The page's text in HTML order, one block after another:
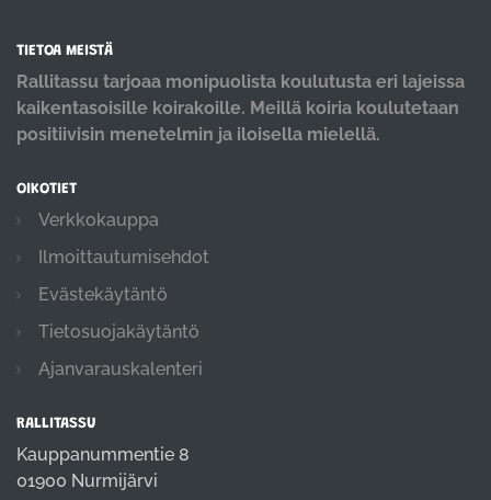
TIETOA MEISTÄ
Rallitassu tarjoaa monipuolista koulutusta eri lajeissa
kaikentasoisille koirakoille. Meillä koiria koulutetaan
positiivisin menetelmin ja iloisella mielellä.
OIKOTIET
Verkkokauppa
Ilmoittautumisehdot
Evästekäytäntö
Tietosuojakäytäntö
Ajanvarauskalenteri
RALLITASSU
Kauppanummentie 8
01900 Nurmijärvi